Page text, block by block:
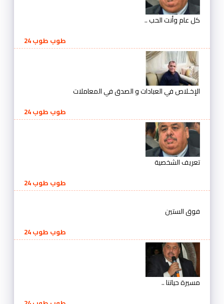
كل عام وأنت الحب ..
طوب طوب 24
الإخـلاص في العبادات و الصدق في المعاملات
طوب طوب 24
تعريف الشخصية
طوب طوب 24
فوق الستين
طوب طوب 24
مسيرة حياتنا ..